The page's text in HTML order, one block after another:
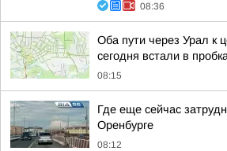
08:36
Оба пути через Урал к
сегодня встали в
08:15
Где еще сейчас
Оренбурге
08:12